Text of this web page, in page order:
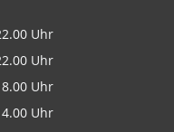
Uhr
Uhr
Uhr
Uhr